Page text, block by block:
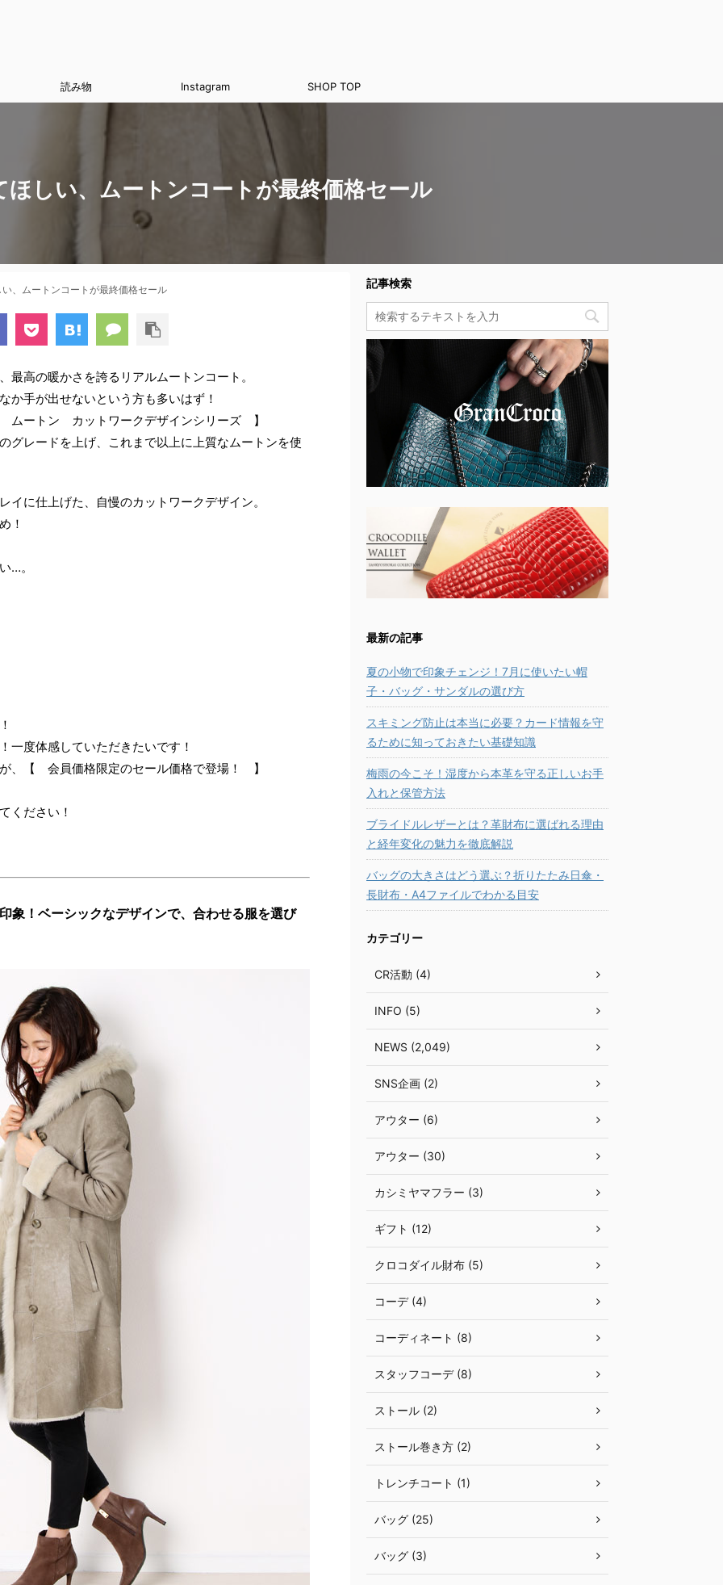
読み物 Instagram SHOP TOP
しい、ムートンコートが最終価格セール
、ムートンコートが最終価格セール
最高の暖かさを誇るリアルムートンコート。
か手が出せないという方も多いはず！
ムートン カットワークデザインシリーズ 】
グレードを上げ、これまで以上に上質なムートンを使
イに仕上げた、自慢のカットワークデザイン。
！
…。
一度体感していただきたいです！
、【 会員価格限定のセール価格で登場！ 】
ください！
象！ベーシックなデザインで、合わせる服を選び
記事検索
最新の記事
夏の小物で印象チェンジ！7月に使いたい帽
子・バッグ・サンダルの選び方
スキミング防止は本当に必要？カード情報を守
るために知っておきたい基礎知識
梅雨の今こそ！湿度から本革を守る正しいお手
入れと保管方法
ブライドルレザーとは？革財布に選ばれる理由
と経年変化の魅力を徹底解説
バッグの大きさはどう選ぶ？折りたたみ日傘・
長財布・A4ファイルでわかる目安
カテゴリー
CR活動 (4)
INFO (5)
NEWS (2,049)
SNS企画 (2)
アウター (6)
アウター (30)
カシミヤマフラー (3)
ギフト (12)
クロコダイル財布 (5)
コーデ (4)
コーディネート (8)
スタッフコーデ (8)
ストール (2)
ストール巻き方 (2)
トレンチコート (1)
バッグ (25)
バッグ (3)